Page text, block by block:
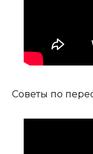
Советы по